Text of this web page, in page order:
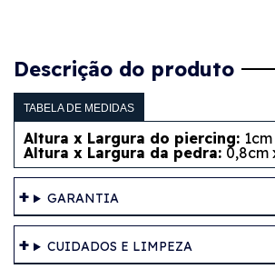
Descrição do produto
TABELA DE MEDIDAS
Altura x Largura do piercing:
Altura x Largura da pedra: 0,8cm
GARANTIA
CUIDADOS E LIMPEZA